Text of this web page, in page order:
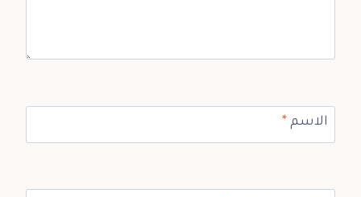
الاسم *